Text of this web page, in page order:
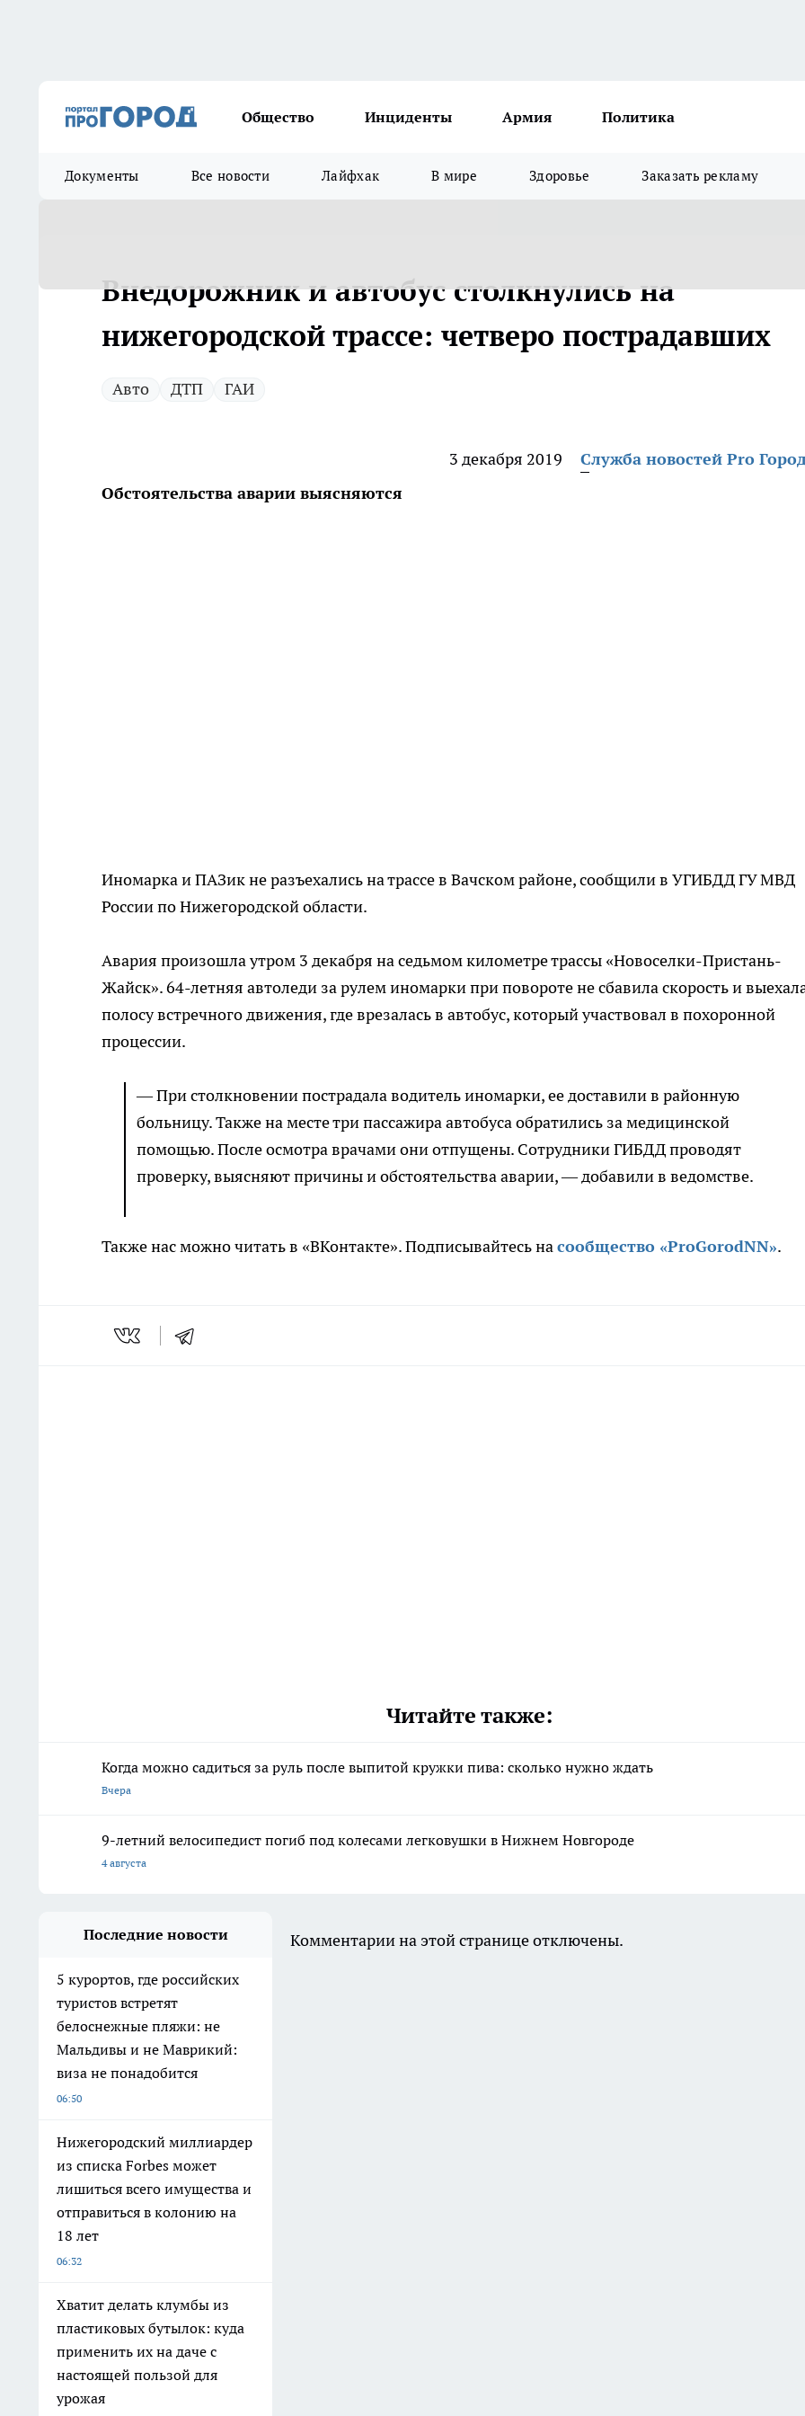
Общество Инциденты Армия Политика
Документы Все новости Лайфхак В мире Здоровье Заказать рекламу
Внедорожник и автобус столкнулись на
нижегородской трассе: четверо пострадавших
Авто ДТП ГАИ
3 декабря 2019
Служба новостей Pro
Обстоятельства аварии выясняются
Иномарка и ПАЗик не разъехались на трассе в Вачском районе, сообщили в УГИБДД ГУ МВД
России по Нижегородской области.
Авария произошла утром 3 декабря на седьмом километре трассы «Новоселки-Пристань-
Жайск». 64-летняя автоледи за рулем иномарки при повороте не сбавила скорость и
полосу встречного движения, где врезалась в автобус, который участвовал в похоронной
процессии.
— При столкновении пострадала водитель иномарки, ее доставили в районную
больницу. Также на месте три пассажира автобуса обратились за медицинской
помощью. После осмотра врачами они отпущены. Сотрудники ГИБДД проводят
проверку, выясняют причины и обстоятельства аварии, — добавили в ведомстве.
Также нас можно читать в «ВКонтакте». Подписывайтесь насообщество «ProGorodNN».
Читайте также:
Когда можно садиться за руль после выпитой кружки пива: сколько нужно ждать
Вчера
9-летний велосипедист погиб под колесами легковушки в Нижнем Новгороде
4 августа
Последние новости
5 курортов, где российских
туристов встретят
белоснежные пляжи: не
Мальдивы и не Маврикий:
виза не понадобится
06:50
Нижегородский миллиардер
из списка Forbes может
лишиться всего имущества и
отправиться в колонию на
18 лет
06:32
Хватит делать клумбы из
пластиковых бутылок: куда
применить их на даче с
настоящей пользой для
урожая
Комментарии на этой странице отключены.